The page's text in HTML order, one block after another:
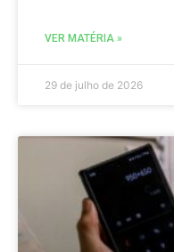
VER MATÉRIA »
29 de julho de 2026